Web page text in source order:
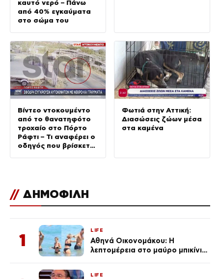
καυτό νερό – Πάνω
από 40% εγκαύματα
στο σώμα του
Βίντεο ντοκουμέντο
από το θανατηφότο
τροχαίο στο Πόρτο
Ράφτι – Τι αναφέρει ο
οδηγός που βρίσκεται
Φωτιά στην Αττική:
Διασώσεις ζώων μέσα
στα καμένα
// ΔΗΜΟΦΙΛΗ
1
LIFE
Αθηνά Οικονομάκου: Η
λεπτομέρεια στο μαύρο μπικίνι
LIFE